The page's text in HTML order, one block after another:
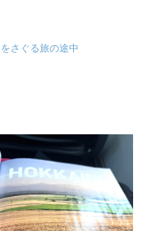
さぐる旅の途中